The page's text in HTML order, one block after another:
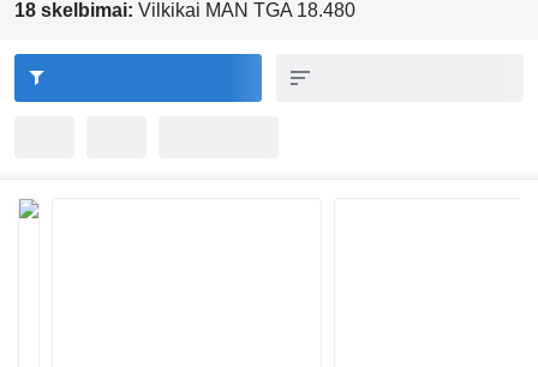
18 skelbimai: Vilkikai MAN TGA 18.480